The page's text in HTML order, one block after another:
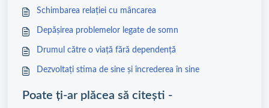
Schimbarea relației cu mâncarea
Depășirea problemelor legate de somn
Drumul către o viață fără dependență
Dezvoltați stima de sine și încrederea în sine
Poate ți-ar plăcea să citești -